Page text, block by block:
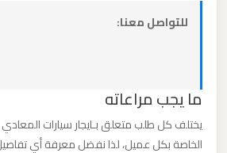
للتواصل معنا:
ما يجب مراعاته
يختلف كل طلب متعلق بـايجار سيارات
الخاصة بكل عميل، لذا نفضل معرفة أي
الجديدة
ليموزين